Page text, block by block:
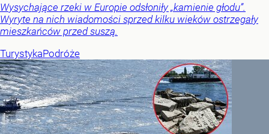
Wysychające rzeki w Europie odsłoniły „kamienie głodu”.
Wyryte na nich wiadomości sprzed kilku wieków ostrzegały
mieszkańców przed suszą.
TurystykaPodróże